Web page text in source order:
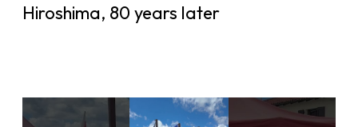
Hiroshima, 80 years later